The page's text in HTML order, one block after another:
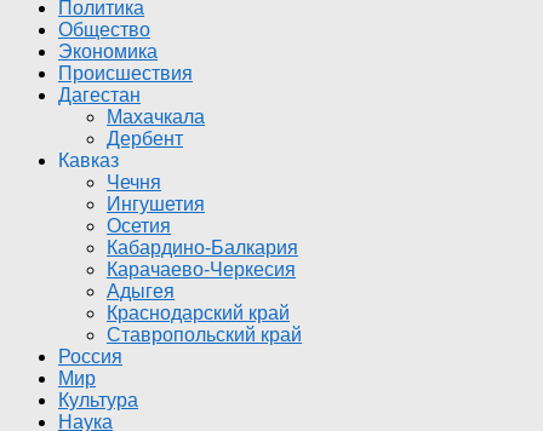
Политика
Общество
Экономика
Происшествия
Дагестан
Махачкала
Дербент
Кавказ
Чечня
Ингушетия
Осетия
Кабардино-Балкария
Карачаево-Черкесия
Адыгея
Краснодарский край
Ставропольский край
Россия
Мир
Культура
Наука